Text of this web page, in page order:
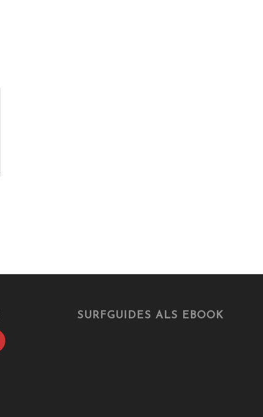
SURFGUIDES ALS EBOOK